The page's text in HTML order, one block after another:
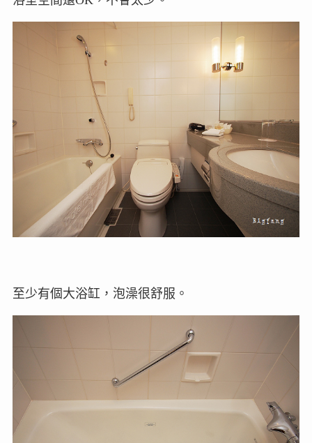
至少有個大浴缸，泡澡很舒服。